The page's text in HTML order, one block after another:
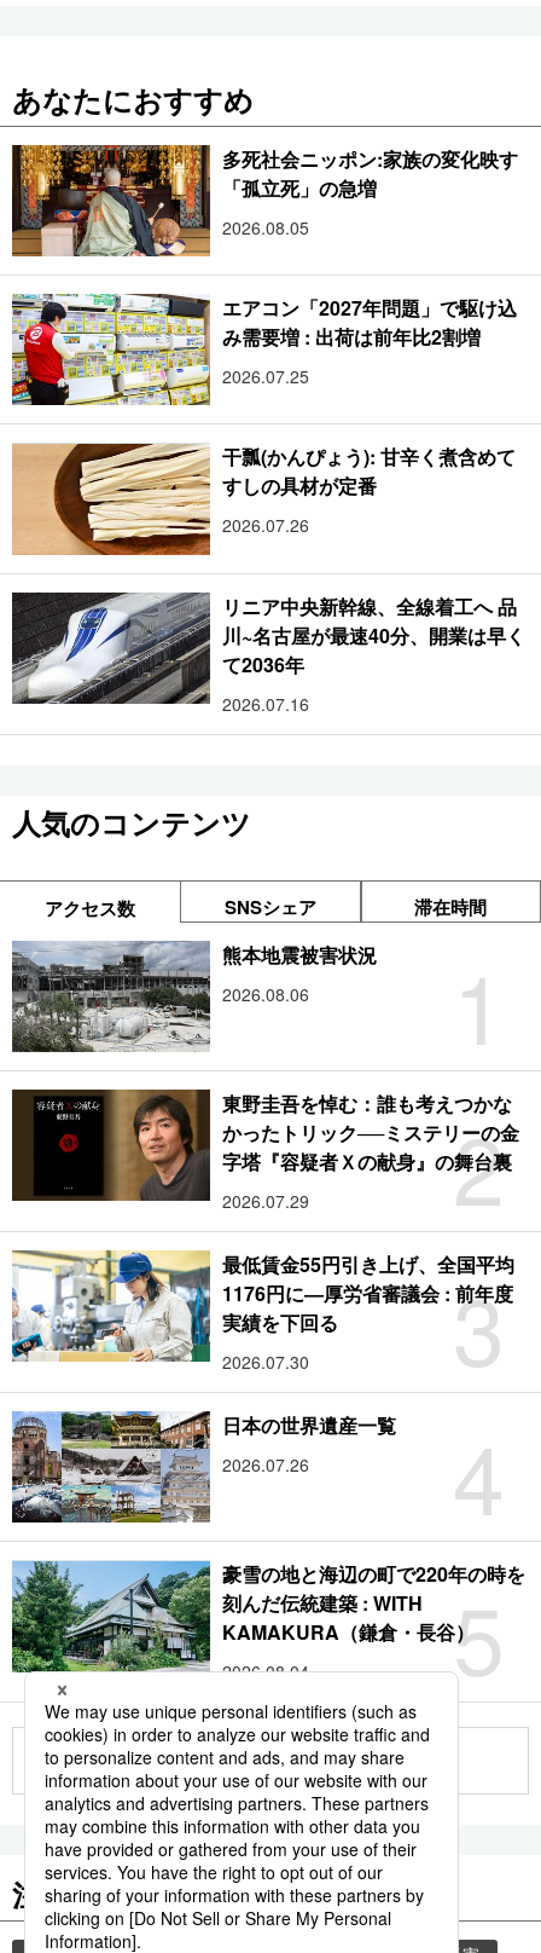
あなたにおすすめ
多死社会ニッポン:家族の変化映す
「孤立死」の急増
2026.08.05
エアコン「2027年問題」で駆け込
み需要増 : 出荷は前年比2割増
2026.07.25
干瓢(かんぴょう): 甘辛く煮含めて
すしの具材が定番
2026.07.26
リニア中央新幹線、全線着工へ 品
川~名古屋が最速40分、開業は早く
て2036年
2026.07.16
人気のコンテンツ
アクセス数 SNSシェア 滞在時間
1
熊本地震被害状況
2026.08.06
2
東野圭吾を悼む：誰も考えつかな
かったトリック──ミステリーの金
字塔『容疑者Ｘの献身』の舞台裏
2026.07.29
3
最低賃金55円引き上げ、全国平均
1176円に―厚労省審議会 : 前年度
実績を下回る
2026.07.30
4
日本の世界遺産一覧
2026.07.26
5
豪雪の地と海辺の町で220年の時を
刻んだ伝統建築 : WITH
KAMAKURA（鎌倉・長谷）
2026.08.04
もっと見る
注目のキーワード